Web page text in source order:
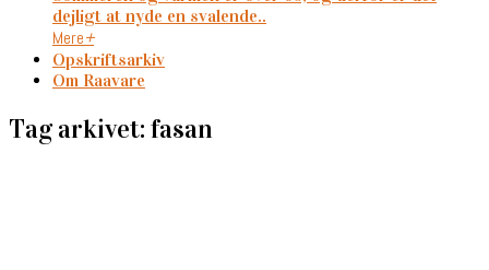
dejligt at nyde en svalende..
Mere+
Opskriftsarkiv
Om Raavare
Tag arkivet: fasan